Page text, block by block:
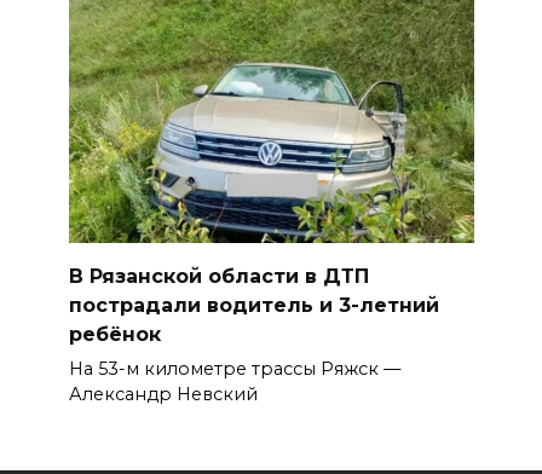
В Рязанской области в ДТП
пострадали водитель и 3-летний
ребёнок
На 53-м километре трассы Ряжск —
Александр Невский